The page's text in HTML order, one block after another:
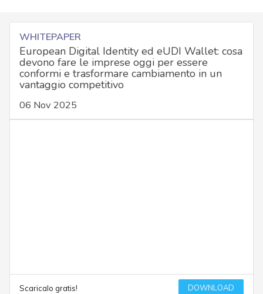
WHITEPAPER
European Digital Identity ed eUDI Wallet: cosa
devono fare le imprese oggi per essere
conformi e trasformare cambiamento in un
vantaggio competitivo
06 Nov 2025
Scaricalo gratis! DOWNLOAD